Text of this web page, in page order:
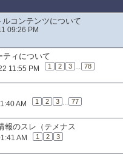
コンテンツについて
09:26 PM
ィについて
11:55 PM 1 2 3 ... 78
AM 1 2 3 ... 77
のスレ（テメナス
AM 1 2 3